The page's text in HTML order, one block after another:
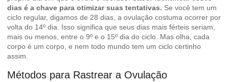
dias é a chave para otimizar suas tentativas. Se você tem um
ciclo regular, digamos de 28 dias, a ovulação costuma ocorrer por
volta do 14º dia. Isso significa que seus dias mais férteis seriam,
mais ou menos, entre o 9º e o 15º dia do ciclo. Mas olha, cada
corpo é um corpo, e nem todo mundo tem um ciclo certinho
assim.
Métodos para Rastrear a Ovulação